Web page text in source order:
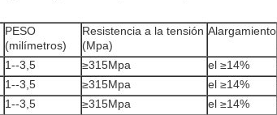
PESO
(milímetros)
Resistencia a la tensión
(Mpa)
Alargamiento
1--3,5 ≥315Mpa el ≥14%
1--3,5 ≥315Mpa el ≥14%
1--3,5 ≥315Mpa el ≥14%